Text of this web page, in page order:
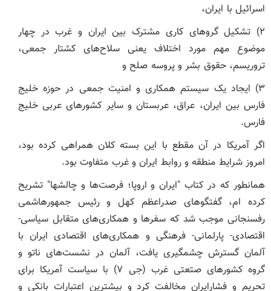
اسرائیل با ایران،
۲) تشکیل گرو‌های کاری مشترک بین ایران و غرب در چهار
موضوع مهم مورد اختلاف یعنی سلاح‌های کشتار جمعی،
تروریسم، حقوق بشر و پروسه صلح و
۳) ایجاد یک سیستم همکاری و امنیت جمعی در حوزه خلیج
فارس بین ایران، عراق، عربستان و سایر کشور‌های عربی خلیج
فارس.
اگر آمریکا در آن مقطع با این بسته کلان همراهی کرده بود،
امروز شرایط منطقه و روابط ایران و غرب متفاوت بود.
همانطور که در کتاب "ایران و اروپا؛ فرصت‌ها و چالشها" تشریح
کرده ام، گفتگو‌های صدراعظم کهل و رئیس جمهورهاشمی
رفسنجانی موجب شد که سفر‌ها و همکاری‌های متقابل سیاسی-
اقتصادی- پارلمانی- فرهنگی و همکاری‌های اقتصادی ایران با
آلمان گسترش چشمگیری یافت، آلمان در نشست‌های ناتو و
گروه کشور‌های صتعتی غرب (جی ۷) با سیاست آمریکا برای
تحریم و فشارایران مخالفت کرد و بیشترین اعتبارات بانکی و